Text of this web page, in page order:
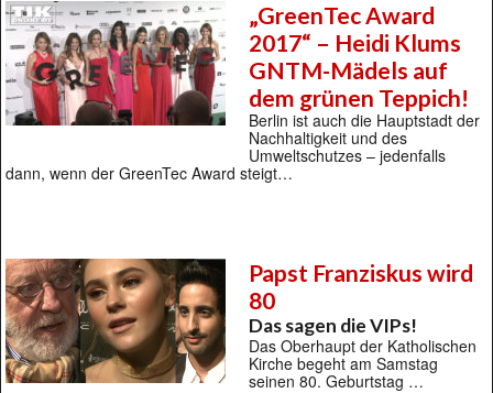
„GreenTec Award
2017“ – Heidi Klums
GNTM-Mädels auf
dem grünen Teppich!
Berlin ist auch die Hauptstadt der
Nachhaltigkeit und des
Umweltschutzes – jedenfalls
dann, wenn der GreenTec Award steigt…
Papst Franziskus wird
80
Das sagen die VIPs!
Das Oberhaupt der Katholischen
Kirche begeht am Samstag
seinen 80. Geburtstag …